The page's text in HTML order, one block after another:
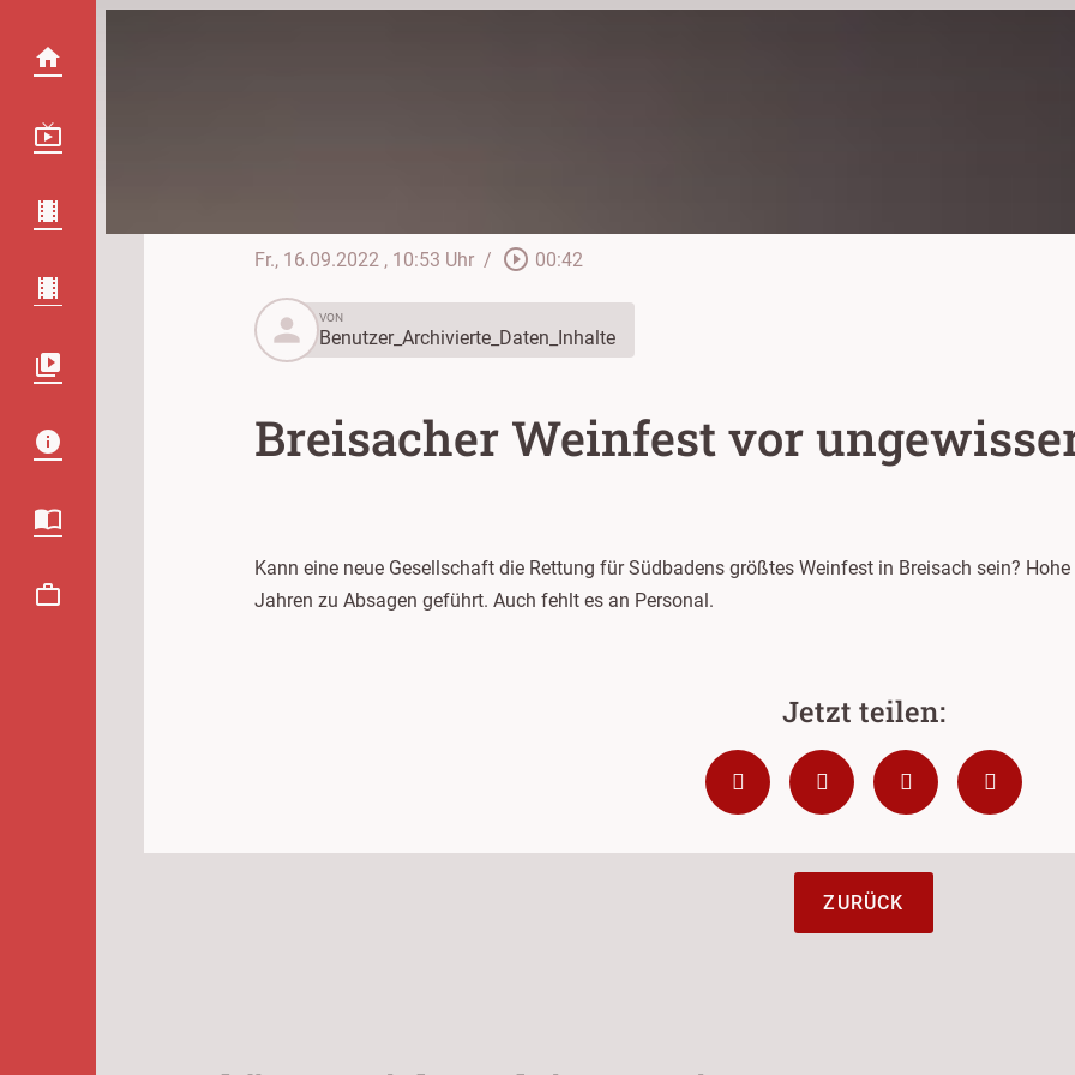
Fr., 16.09.2022 , 10:53 Uhr / play_circle_outline 00:42
person
VON
Benutzer_Archivierte_Daten_Inhalte
Breisacher Weinfest vor
Kann eine neue Gesellschaft die Rettung für Südbadens größtes Weinfest in Breisach sein?
Jahren zu Absagen geführt. Auch fehlt es an Personal.
ZURÜCK